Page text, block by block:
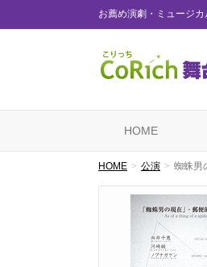
お薦め演劇・ミュージ
HOME
HOME 公演 蜘蛛男